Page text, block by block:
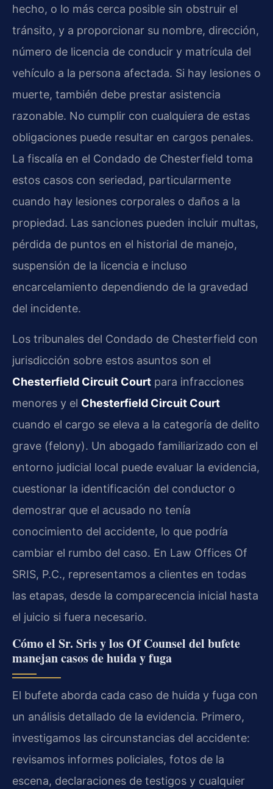
hecho, o lo más cerca posible sin obstruir el
tránsito, y a proporcionar su nombre, dirección,
número de licencia de conducir y matrícula del
vehículo a la persona afectada. Si hay lesiones o
muerte, también debe prestar asistencia
razonable. No cumplir con cualquiera de estas
obligaciones puede resultar en cargos penales.
La fiscalía en el Condado de Chesterfield toma
estos casos con seriedad, particularmente
cuando hay lesiones corporales o daños a la
propiedad. Las sanciones pueden incluir multas,
pérdida de puntos en el historial de manejo,
suspensión de la licencia e incluso
encarcelamiento dependiendo de la gravedad
del incidente.
Los tribunales del Condado de Chesterfield con
jurisdicción sobre estos asuntos son el
Chesterfield Circuit Court para infracciones
menores y el Chesterfield Circuit Court
cuando el cargo se eleva a la categoría de delito
grave (felony). Un abogado familiarizado con el
entorno judicial local puede evaluar la evidencia,
cuestionar la identificación del conductor o
demostrar que el acusado no tenía
conocimiento del accidente, lo que podría
cambiar el rumbo del caso. En Law Offices Of
SRIS, P.C., representamos a clientes en todas
las etapas, desde la comparecencia inicial hasta
el juicio si fuera necesario.
Cómo el Sr. Sris y los Of Counsel del bufete
manejan casos de huida y fuga
El bufete aborda cada caso de huida y fuga con
un análisis detallado de la evidencia. Primero,
investigamos las circunstancias del accidente:
revisamos informes policiales, fotos de la
escena, declaraciones de testigos y cualquier